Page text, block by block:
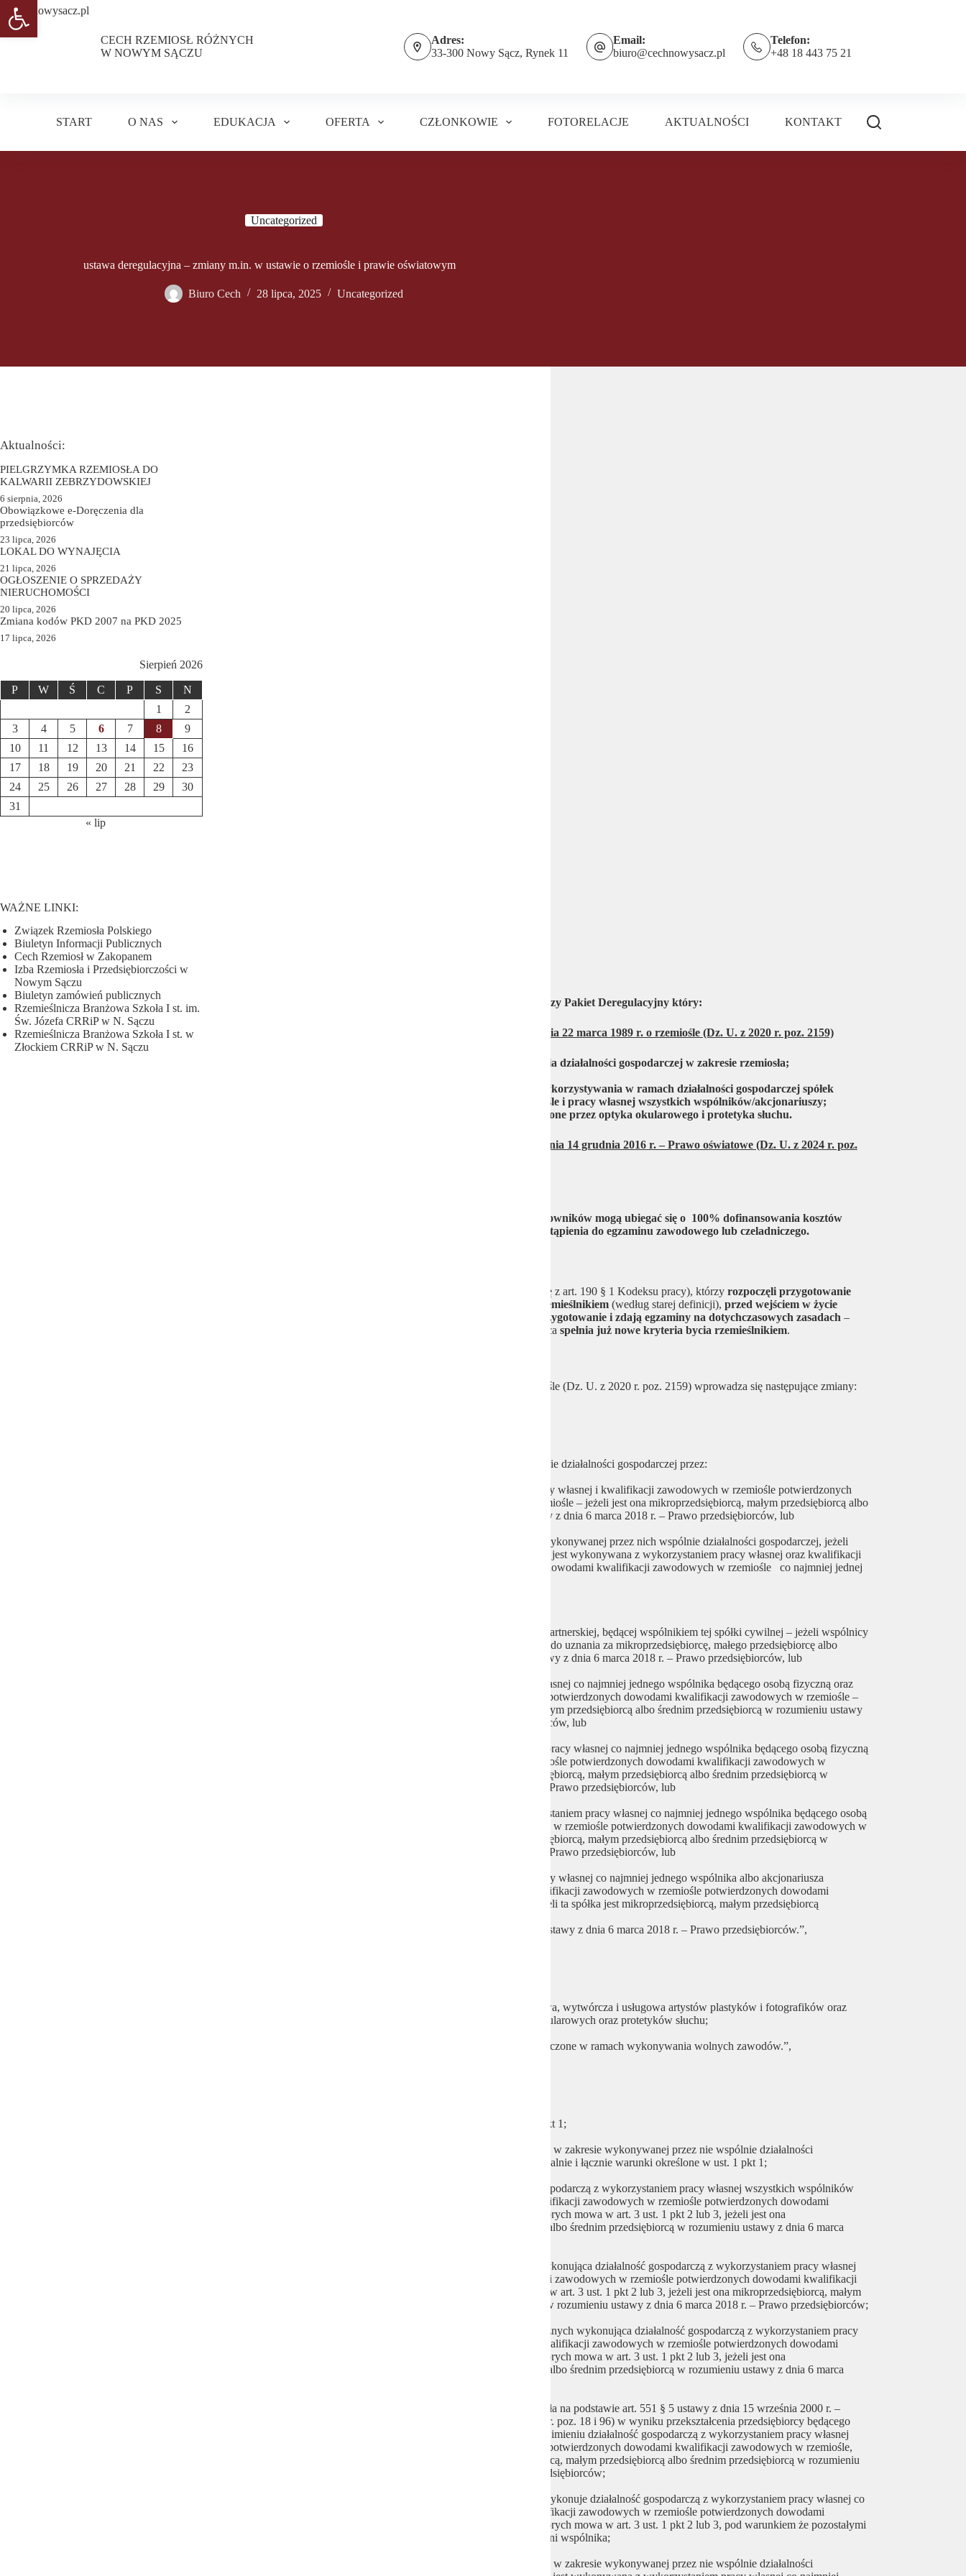
Przejdź
do
treści
CECH RZEMIOSŁ RÓŻNYCH
W NOWYM SĄCZU
Adres:
33-300 Nowy Sącz, Rynek 11
Email:
biuro@cechnowysacz.pl
Telefon:
+48 18 443 75 21
START O NAS EDUKACJA OFERTA CZŁONKOWIE FOTORELACJE AKTUALNOŚCI KONTAKT
Uncategorized
ustawa deregulacyjna – zmiany m.in. w ustawie o rzemiośle i prawie oświatowym
Biuro Cech 28 lipca, 2025 Uncategorized
W dniu 13 lipca br. wszedł w życie Pierwszy Pakiet Deregulacyjny który:
Art. 5 zawierający zmiany w ustawie z dnia 22 marca 1989 r. o rzemiośle (Dz. U. z 2020 r. poz. 2159)
rozszerzył katalog form prowadzenia działalności gospodarczej w zakresie rzemiosła;
odszedł od wymogu dotyczącego wykorzystywania w ramach działalności gospodarczej spółek
kwalifikacji zawodowych w rzemiośle i pracy własnej wszystkich wspólników/akcjonariuszy;
włączył do rzemiosła usługi świadczone przez optyka okularowego i protetyka słuchu.
Art. 23 zawierający zmianę w ustawie z dnia 14 grudnia 2016 r. – Prawo oświatowe (Dz. U. z 2024 r. poz.
Pracodawcy szkolący młodocianych pracowników mogą ubiegać się o 100% dofinansowania kosztów
kształcenia na podstawie kryterium przystąpienia do egzaminu zawodowego lub czeladniczego.
Młodociani (czyli osoby spełniające definicję z art. 190 § 1 Kodeksu pracy), którzy rozpoczęli przygotowanie
zawodowe u pracodawcy niebędącego rzemieślnikiem(według starej definicji), przed wejściem w życie
kontynuują to przygotowanie i zdają egzaminy na dotychczasowych zasadach –
nawet jeśli po wejściu ustawy ich pracodawca spełnia już nowe kryteria bycia rzemieślnikiem.
W ustawie z dnia 22 marca 1989 r. o rzemiośle (Dz. U. z 2020 r. poz. 2159) wprowadza się następujące zmiany:
„1. Rzemiosłem jest zawodowe wykonywanie działalności gospodarczej przez:
1) osobę fizyczną z wykorzystaniem jej pracy własnej i kwalifikacji zawodowych w rzemiośle potwierdzonych
dowodami kwalifikacji zawodowych w rzemiośle – jeżeli jest ona mikroprzedsiębiorcą, małym przedsiębiorcą albo
średnim przedsiębiorcą w rozumieniu ustawy z dnia 6 marca 2018 r. – Prawo przedsiębiorców, lub
2) wspólników spółki cywilnej w zakresie wykonywanej przez nich wspólnie działalności gospodarczej, jeżeli
działalność gospodarcza w ramach tej spółki jest wykonywana z wykorzystaniem pracy własnej oraz kwalifikacji
zawodowych w rzemiośle potwierdzonych dowodami kwalifikacji zawodowych w rzemiośle co najmniej jednej
b) spółki handlowej, z wyłączeniem spółki partnerskiej, będącej wspólnikiem tej spółki cywilnej – jeżeli wspólnicy
tej spółki cywilnej łącznie spełniają warunki do uznania za mikroprzedsiębiorcę, małego przedsiębiorcę albo
średniego przedsiębiorcę w rozumieniu ustawy z dnia 6 marca 2018 r. – Prawo przedsiębiorców, lub
3) spółkę jawną z wykorzystaniem pracy własnej co najmniej jednego wspólnika będącego osobą fizyczną oraz
jego kwalifikacji zawodowych w rzemiośle potwierdzonych dowodami kwalifikacji zawodowych w rzemiośle –
jeżeli ta spółka jest mikroprzedsiębiorcą, małym przedsiębiorcą albo średnim przedsiębiorcą w rozumieniu ustawy
z dnia 6 marca 2018 r. – Prawo przedsiębiorców, lub
4) spółkę komandytową z wykorzystaniem pracy własnej co najmniej jednego wspólnika będącego osobą fizyczną
oraz jego kwalifikacji zawodowych w rzemiośle potwierdzonych dowodami kwalifikacji zawodowych w
rzemiośle – jeżeli ta spółka jest mikroprzedsiębiorcą, małym przedsiębiorcą albo średnim przedsiębiorcą w
rozumieniu ustawy z dnia 6 marca 2018 r. – Prawo przedsiębiorców, lub
5) spółkę komandytowo-akcyjną z wykorzystaniem pracy własnej co najmniej jednego wspólnika będącego osobą
fizyczną oraz jego kwalifikacji zawodowych w rzemiośle potwierdzonych dowodami kwalifikacji zawodowych w
rzemiośle – jeżeli ta spółka jest mikroprzedsiębiorcą, małym przedsiębiorcą albo średnim przedsiębiorcą w
rozumieniu ustawy z dnia 6 marca 2018 r. – Prawo przedsiębiorców, lub
6) spółkę kapitałową z wykorzystaniem pracy własnej co najmniej jednego wspólnika albo akcjonariusza
będących osobami fizycznymi oraz ich kwalifikacji zawodowych w rzemiośle potwierdzonych dowodami
kwalifikacji zawodowych w rzemiośle – jeżeli ta spółka jest mikroprzedsiębiorcą, małym przedsiębiorcą
albo średnim przedsiębiorcą w rozumieniu ustawy z dnia 6 marca 2018 r. – Prawo przedsiębiorców.”,
1) nie jest działalność handlowa, transportowa, wytwórcza i usługowa artystów plastyków i fotografików oraz
lecznicza, z wyłączeniem usług optyków okularowych oraz protetyków słuchu;
2) nie są usługi hotelarskie oraz usługi świadczone w ramach wykonywania wolnych zawodów.”,
1) osoba fizyczna, o której mowa w ust. 1 pkt 1;
2) wspólnik spółki cywilnej osób fizycznych w zakresie wykonywanej przez nie wspólnie działalności
gospodarczej – jeżeli spełniają one indywidualnie i łącznie warunki określone w ust. 1 pkt 1;
3) spółka jawna wykonująca działalność gospodarczą z wykorzystaniem pracy własnej wszystkich wspólników
będących osobami fizycznymi oraz ich kwalifikacji zawodowych w rzemiośle potwierdzonych dowodami
kwalifikacji zawodowych w rzemiośle, o których mowa w art. 3 ust. 1 pkt 2 lub 3, jeżeli jest ona
mikroprzedsiębiorcą, małym przedsiębiorcą albo średnim przedsiębiorcą w rozumieniu ustawy z dnia 6 marca
4) spółka komandytowa osób fizycznych wykonująca działalność gospodarczą z wykorzystaniem pracy własnej
wszystkich wspólników oraz ich kwalifikacji zawodowych w rzemiośle potwierdzonych dowodami kwalifikacji
zawodowych w rzemiośle, o których mowa w art. 3 ust. 1 pkt 2 lub 3, jeżeli jest ona mikroprzedsiębiorcą, małym
przedsiębiorcą albo średnim przedsiębiorcą w rozumieniu ustawy z dnia 6 marca 2018 r. – Prawo przedsiębiorców;
5) spółka komandytowo-akcyjna osób fizycznych wykonująca działalność gospodarczą z wykorzystaniem pracy
własnej wszystkich wspólników oraz ich kwalifikacji zawodowych w rzemiośle potwierdzonych dowodami
kwalifikacji zawodowych w rzemiośle, o których mowa w art. 3 ust. 1 pkt 2 lub 3, jeżeli jest ona
mikroprzedsiębiorcą, małym przedsiębiorcą albo średnim przedsiębiorcą w rozumieniu ustawy z dnia 6 marca
6) jednoosobowa spółka kapitałowa, powstała na podstawie art. 551 § 5 ustawy z dnia 15 września 2000 r. –
Kodeks spółek handlowych (Dz. U. z 2024 r. poz. 18 i 96) w wyniku przekształcenia przedsiębiorcy będącego
osobą fizyczną, wykonującego we własnym imieniu działalność gospodarczą z wykorzystaniem pracy własnej
oraz kwalifikacji zawodowych w rzemiośle potwierdzonych dowodami kwalifikacji zawodowych w rzemiośle,
jeżeli powstała spółka jest mikroprzedsiębiorcą, małym przedsiębiorcą albo średnim przedsiębiorcą w rozumieniu
ustawy z dnia 6 marca 2018 r. – Prawo przedsiębiorców;
7) spółka, o której mowa w pkt 3–5, jeżeli wykonuje działalność gospodarczą z wykorzystaniem pracy własnej co
najmniej jednego wspólnika oraz jego kwalifikacji zawodowych w rzemiośle potwierdzonych dowodami
kwalifikacji zawodowych w rzemiośle, o których mowa w art. 3 ust. 1 pkt 2 lub 3, pod warunkiem że pozostałymi
wspólnikami są małżonek, wstępni lub zstępni wspólnika;
8) wspólnik spółki cywilnej osób fizycznych w zakresie wykonywanej przez nie wspólnie działalności
Aktualności:
PIELGRZYMKA RZEMIOSŁA DO
KALWARII ZEBRZYDOWSKIEJ
6 sierpnia, 2026
Obowiązkowe e-Doręczenia dla
przedsiębiorców
23 lipca, 2026
LOKAL DO WYNAJĘCIA
21 lipca, 2026
OGŁOSZENIE O SPRZEDAŻY
NIERUCHOMOŚCI
20 lipca, 2026
Zmiana kodów PKD 2007 na PKD 2025
17 lipca, 2026
Sierpień 2026
P W Ś C P S
N
1
2
3
4 5 6 7 8
9
10
11 12 13 14 15
16
17
18 19 20 21 22
23
24
25 26 27 28 29
30
31
« lip
WAŻNE LINKI:
Związek Rzemiosła Polskiego
Biuletyn Informacji Publicznych
Cech Rzemiosł w Zakopanem
Izba Rzemiosła i Przedsiębiorczości w
Nowym Sączu
Biuletyn zamówień publicznych
Rzemieślnicza Branżowa Szkoła I st. im.
Św. Józefa CRRiP w N. Sączu
Rzemieślnicza Branżowa Szkoła I st. w
Złockiem CRRiP w N. Sączu